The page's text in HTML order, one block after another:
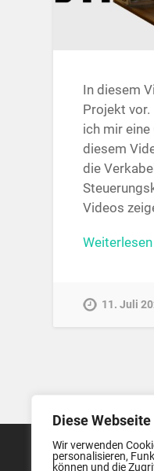
Diese
Wir verwenden
personalisieren,
können und die
In diesem
Projekt vor.
ich mir
diesem
die
Videos
11. Juli